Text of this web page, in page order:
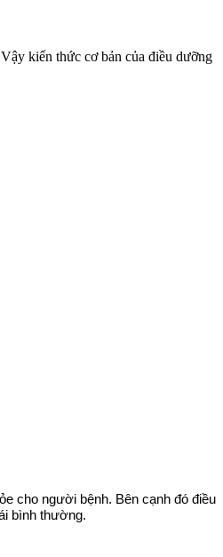
kiến thức cơ bản của điều dưỡng
cho người bệnh. Bên cạnh đó điều
bình thường.